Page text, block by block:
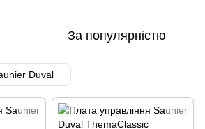
За популярністю
Duval